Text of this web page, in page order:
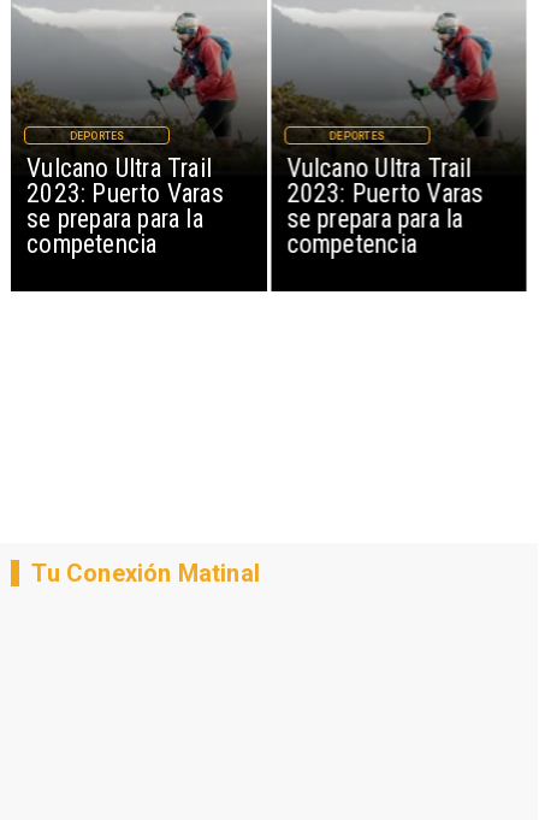
Vulcano Ultra Trail
2023: Puerto Varas
se prepara para la
competencia
DEPORTES
Vulcano Ultra Trail
2023: Puerto Varas
se prepara para la
competencia
DEPORTES
Tu Conexión Matinal